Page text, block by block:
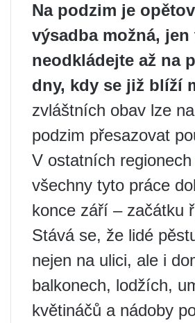
Na podzim je
výsadba možná, jen
neodkládejte až na
dny, kdy se již blíží
zvláštních obav lze
podzim přesazovat
V ostatních
všechny tyto práce
konce září – začátku
Stává se, že lidé
nejen na ulici, ale i
balkonech, lodžích,
květináčů a nádoby